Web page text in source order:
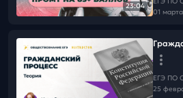
23:04
01
25